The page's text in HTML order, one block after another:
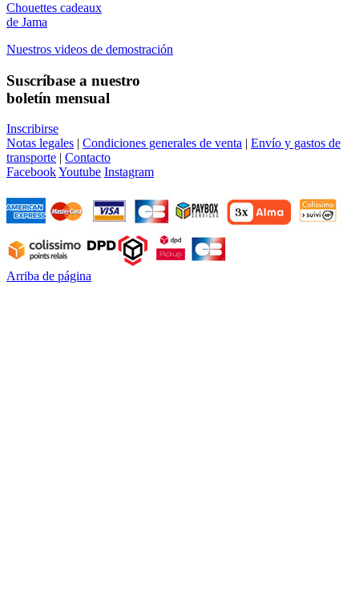
Chouettes cadeaux
de Jama
Nuestros videos de demostración
Suscríbase a nuestro
boletín mensual
Inscribirse
Notas legales | Condiciones generales de venta | Envío y gastos de
transporte | Contacto
FacebookYoutube Instagram
Arriba de página